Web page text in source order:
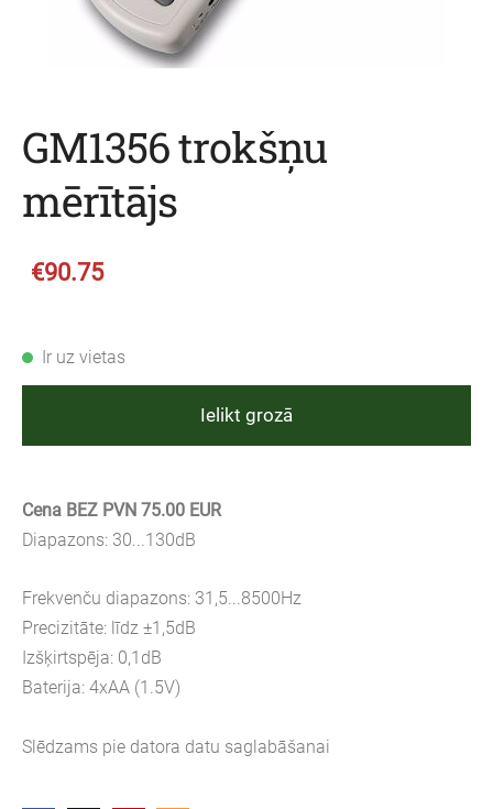
GM1356 trokšņu
mērītājs
€90.75
Ir uz vietas
Ielikt grozā
Cena BEZ PVN 75.00 EUR
Diapazons: 30...130dB
Frekvenču diapazons: 31,5...8500Hz
Precizitāte: līdz ±1,5dB
Izšķirtspēja: 0,1dB
Baterija: 4xAA (1.5V)
Slēdzams pie datora datu saglabāšanai